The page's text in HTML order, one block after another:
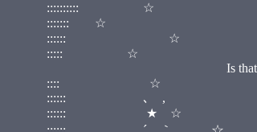
:::::::::: ☆
::::::: ☆
:::::: ☆
::::: ☆
Is that
::::
::::::
:::::: ★ ☆